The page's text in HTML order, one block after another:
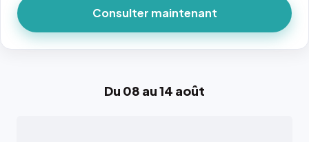
Du 08 au 14 août
Consulter maintenant